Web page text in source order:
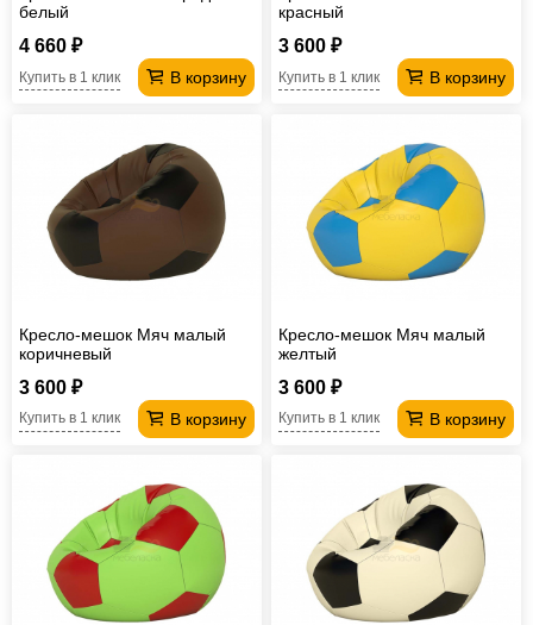
белый
4 660 ₽
В корзину
Купить в 1 клик
красный
3 600 ₽
В корзину
Купить в 1 клик
Кресло-мешок Мяч малый
коричневый
3 600 ₽
В корзину
Купить в 1 клик
Кресло-мешок Мяч малый
желтый
3 600 ₽
В корзину
Купить в 1 клик